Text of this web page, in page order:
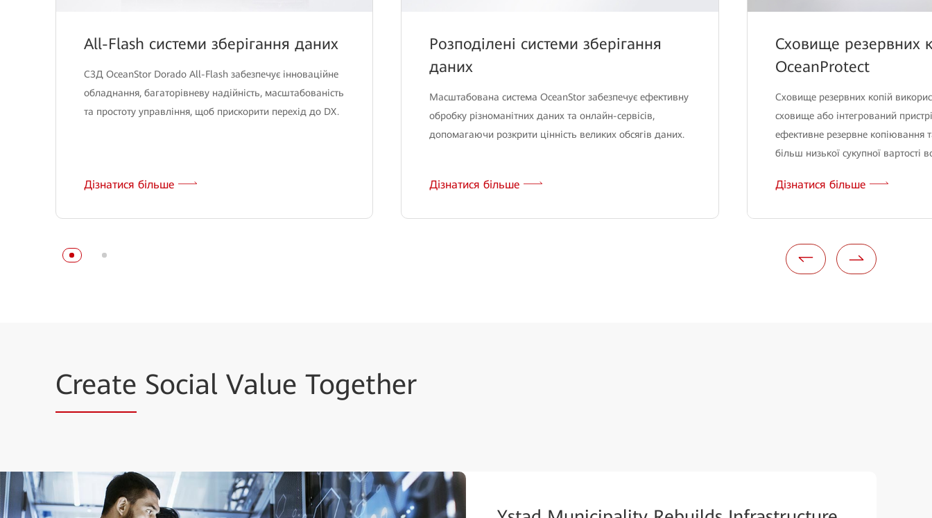
All-Flash системи зберігання даних
СЗД OceanStor Dorado All-Flash забезпечує інноваційне
обладнання, багаторівневу надійність, масштабованість
та простоту управління, щоб прискорити перехід до DX.
Дізнатися більше
Розподілені системи зберігання
даних
Масштабована система OceanStor забезпечує ефективну
обробку різноманітних даних та онлайн-сервісів,
допомагаючи розкрити цінність великих обсягів даних.
Дізнатися більше
Сховище резервних
OceanProtect
Сховище резервних копій
сховище або інтегрований
ефективне резервне копіювання
більш низької сукупної вартості
Дізнатися більше
Create Social Value Together